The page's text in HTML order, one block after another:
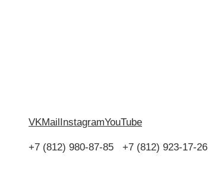
VKMailInstagramYouTube
+7 (812) 980-87-85 +7 (812) 923-17-26